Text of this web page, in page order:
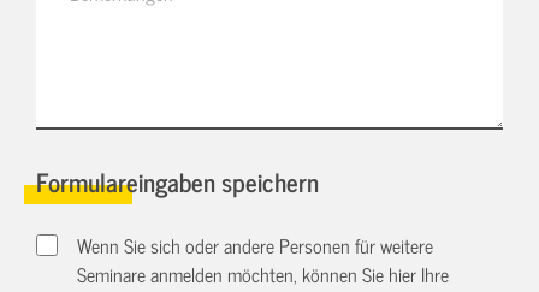
Formulareingaben speichern
Wenn Sie sich oder andere Personen für weitere
Seminare anmelden möchten, können Sie hier Ihre